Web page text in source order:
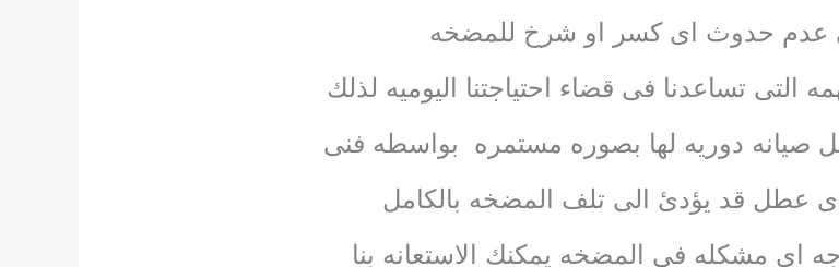
عدم حدوث اى كسر او شرخ للمضخه
التى تساعدنا فى قضاء احتياجتنا اليوميه لذلك
صيانه دوريه لها بصوره مستمره بواسطه فنى
عطل قد يؤدئ الى تلف المضخه بالكامل
اى مشكله فى المضخه يمكنك الاستعانه بنا